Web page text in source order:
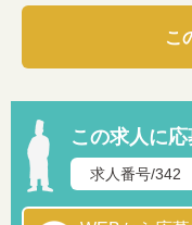
こ
この求人に
求人番号/342